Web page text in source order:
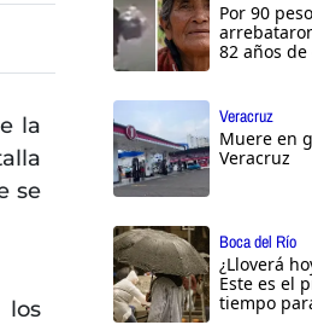
la
se
los
Por 90
82 años de
Veracruz
Muere en
Veracruz
Boca del Río
¿Lloverá
Este es el
tiempo